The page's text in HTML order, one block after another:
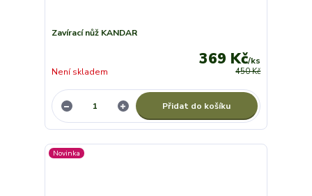
Zavírací nůž KANDAR
450 Kč
369 Kč/ks
Není skladem
Přidat do košíku
Novinka